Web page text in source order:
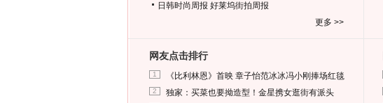
日韩时尚周报 好莱坞街拍周报
更多 >>
网友点击排行
1 《比利林恩》首映 章子怡范冰冰冯小刚捧场红毯
2 独家：买菜也要拗造型！金星携女逛街有派头